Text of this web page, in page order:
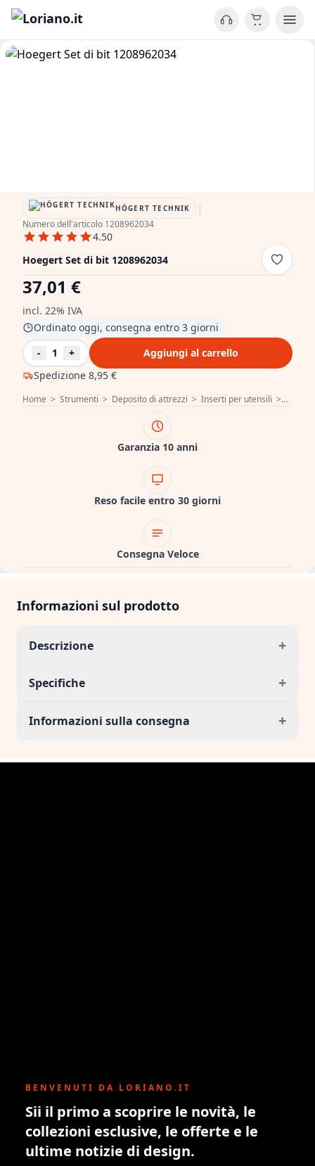
Home > Strumenti > Deposito di attrezzi > Inserti per utensili >
HÖGERT TECHNIK |
Numero dell'articolo 1208962034
4.50
Hoegert Set di bit 1208962034
37,01 €
incl. 22% IVA
Spedizione 8,95 €
Ordinato oggi, consegna entro 3 giorni
-
1 + Aggiungi al carrello
Garanzia 10 anni
Reso facile entro 30 giorni
Consegna Veloce
Informazioni sul prodotto
Descrizione +
Specifiche +
Informazioni sulla consegna +
BENVENUTI DA LORIANO.IT
Sii il primo a scoprire le novità, le
collezioni esclusive, le offerte e le
ultime notizie di design.